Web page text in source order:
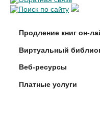
Продление книг он-
Виртуальный
Веб-ресурсы
Платные услуги